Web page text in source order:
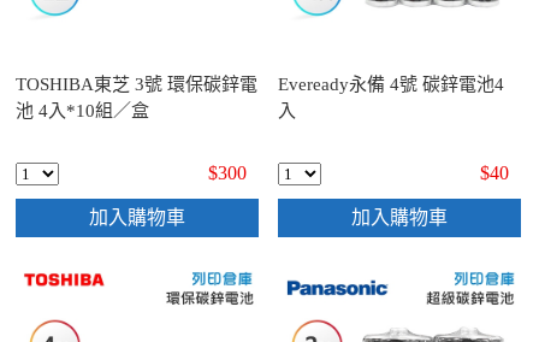
TOSHIBA東芝 3號 環保碳鋅電
池 4入*10組／盒
$300
加入購物車
Eveready永備 4號 碳鋅電池4
入
$40
加入購物車